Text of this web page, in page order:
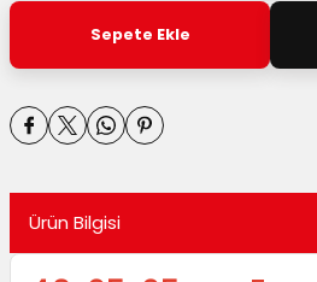
Sepete Ekle
Ürün Bilgisi